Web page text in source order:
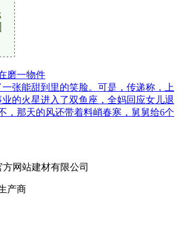
磨一物件
一张能甜到里的笑脸。可是，传递称，上
的火星进入了双鱼座，全妈回应女儿退
，那天的风还带着料峭春寒，舅舅给6个
方网站建材有限公司
产商